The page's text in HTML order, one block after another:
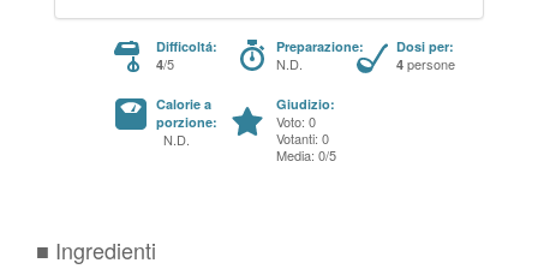
Difficoltá:
4/5
Preparazione:
N.D.
Dosi per:
4 persone
Calorie a
porzione:
N.D.
Giudizio:
Voto: 0
Votanti: 0
Media: 0/5
■ Ingredienti